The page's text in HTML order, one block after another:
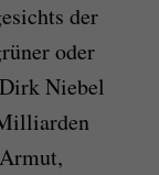
der
oder
Niebel